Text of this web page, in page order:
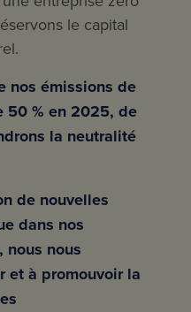
le capital
nos émissions de
50 % en 2025, de
la neutralité
de nouvelles
dans nos
nous
et à promouvoir la